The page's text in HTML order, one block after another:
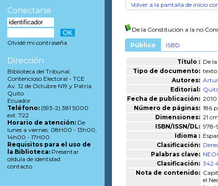
Volver a la pantalla de inicio
De la Constitución a la no
Público ISBD
Título : De
Tipo de documento:
Autores:
Editorial:
Fecha de publicación: 2010
Número de páginas: 186
Dimensiones: 21
ISBN/ISSN/DL: 978-
Idioma :
Clasificación:
Palabras clave:
Clasificación:
Nota de contenido:
el
Conectarse
Olvidé mi contraseña
Dirección
Biblioteca del Tribunal
Contencioso Electoral - TCE
Av. 12 de Octubre N19 y Patria
Quito
Ecuador
Teléfono: (593-2) 381 5000
ext. 722
Horario de atención: De
lunes a viernes: 08H00 - 13h00,
14h00 - 17H00
Requisitos para el uso de
la Biblioteca: Presentar
cédula de identidad
contacto